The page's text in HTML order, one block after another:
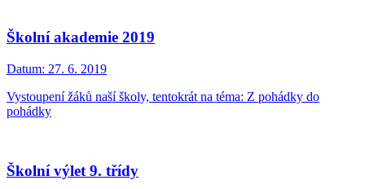
Školní akademie 2019
Datum: 27. 6. 2019
Vystoupení žáků naší školy, tentokrát na téma: Z pohádky do
pohádky
Školní výlet 9. třídy